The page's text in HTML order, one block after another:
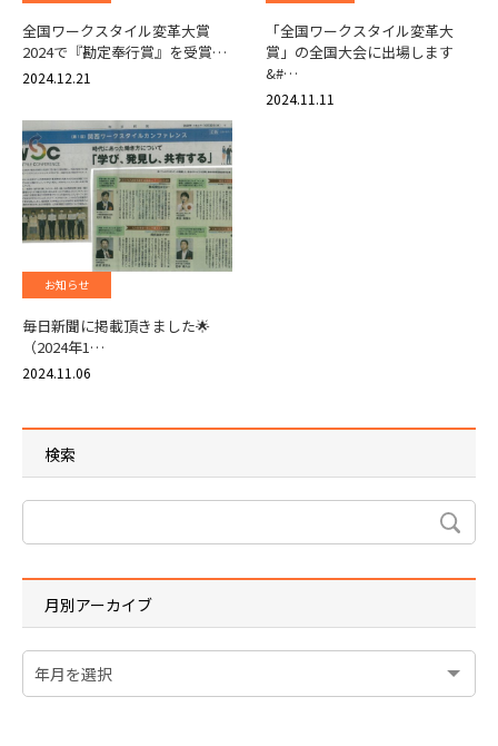
全国ワークスタイル変革大賞
2024で『勘定奉行賞』を受賞…
2024.12.21
「全国ワークスタイル変革大
賞」の全国大会に出場します
&#…
2024.11.11
お知らせ
毎日新聞に掲載頂きました🌟
（2024年1…
2024.11.06
検索
月別アーカイブ